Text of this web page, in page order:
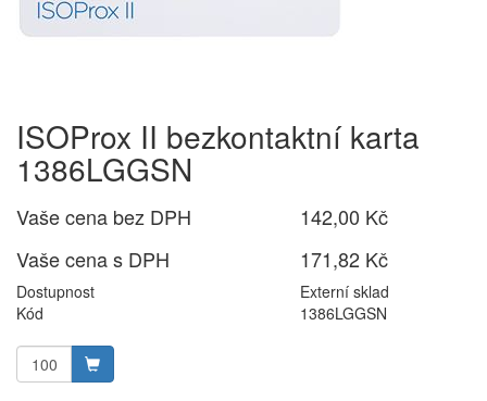
ISOProx II bezkontaktní karta
1386LGGSN
Vaše cena bez DPH
142,00 Kč
Vaše cena s DPH
171,82 Kč
Dostupnost
Externí sklad
Kód
1386LGGSN